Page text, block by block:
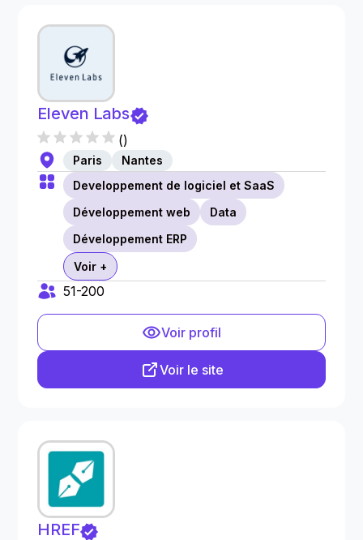
Eleven Labs
()
Paris
Nantes
Developpement de logiciel et SaaS
Développement web
Data
Développement ERP
Voir +
51-200
Voir profil
Voir le site
HREF